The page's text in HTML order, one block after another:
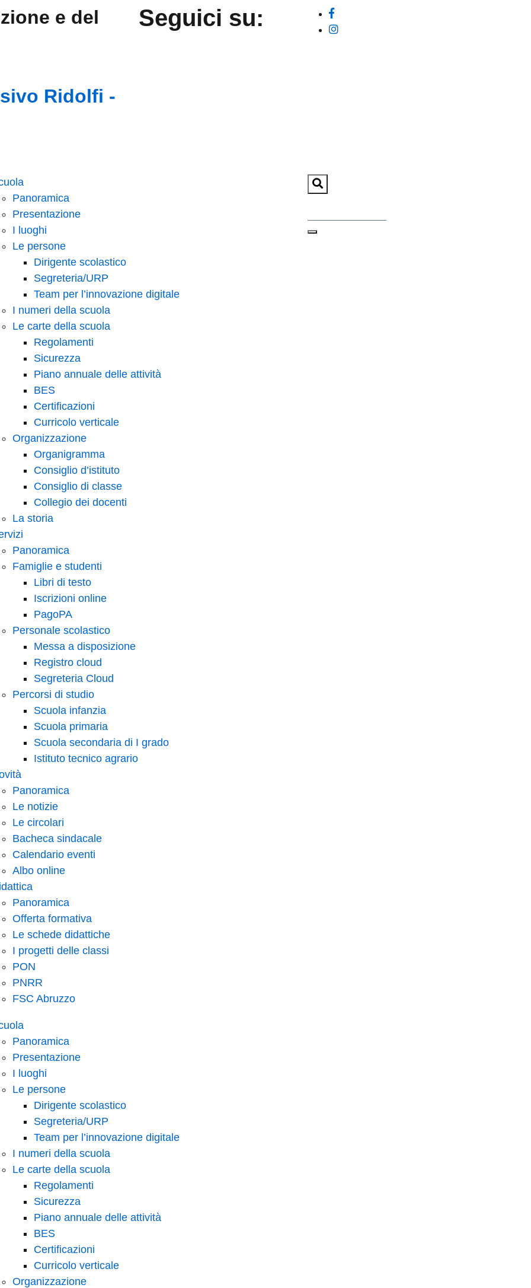
e del Seguici su:
Ridolfi -
Panoramica
Presentazione
I luoghi
Le persone
Dirigente scolastico
Segreteria/URP
Team per l’innovazione digitale
I numeri della scuola
Le carte della scuola
Regolamenti
Sicurezza
Piano annuale delle attività
BES
Certificazioni
Curricolo verticale
Organizzazione
Organigramma
Consiglio d’istituto
Consiglio di classe
Collegio dei docenti
La storia
Panoramica
Famiglie e studenti
Libri di testo
Iscrizioni online
PagoPA
Personale scolastico
Messa a disposizione
Registro cloud
Segreteria Cloud
Percorsi di studio
Scuola infanzia
Scuola primaria
Scuola secondaria di I grado
Istituto tecnico agrario
Panoramica
Le notizie
Le circolari
Bacheca sindacale
Calendario eventi
Albo online
Panoramica
Offerta formativa
Le schede didattiche
I progetti delle classi
PON
PNRR
FSC Abruzzo
Panoramica
Presentazione
I luoghi
Le persone
Dirigente scolastico
Segreteria/URP
Team per l’innovazione digitale
I numeri della scuola
Le carte della scuola
Regolamenti
Sicurezza
Piano annuale delle attività
BES
Certificazioni
Curricolo verticale
Organizzazione